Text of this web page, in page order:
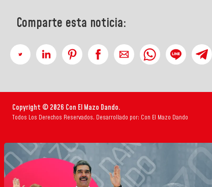
Comparte esta noticia:
Copyright © 2026 Con El Mazo Dando.
Todos Los Derechos Reservados. Desarrollado por: Con El Mazo Dando